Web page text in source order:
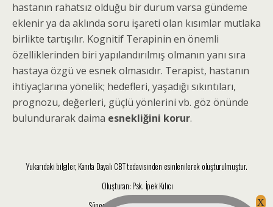
hastanın rahatsız olduğu bir durum varsa gündeme
eklenir ya da aklında soru işareti olan kısımlar mutlaka
birlikte tartışılır. Kognitif Terapinin en önemli
özelliklerinden biri yapılandırılmış olmanın yanı sıra
hastaya özgü ve esnek olmasıdır. Terapist, hastanın
ihtiyaçlarına yönelik; hedefleri, yaşadığı sıkıntıları,
prognozu, değerleri, güçlü yönlerini vb. göz önünde
bulundurarak daima esnekliğini korur.
Yukarıdaki bilgiler, Kanıta Dayalı CBT tedavisinden esinlenilerek oluşturulmuştur.
Oluşturan: Psk. İpek Kılıcı